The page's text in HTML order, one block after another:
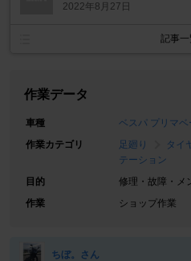
2022年8月27日
記事一
作業データ
車種
ベスパ プリマ
作業カテゴリ
足廻り タイ
テーション
目的
修理・故障・メ
作業
ショップ作業
ちぼ。さん